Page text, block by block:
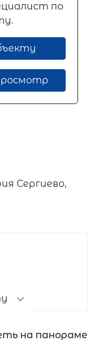
по
Сергиево,
на панораме